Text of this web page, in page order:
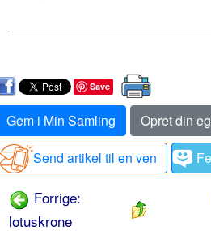
Save
Gem i Min Samling
Opret din
Send artikel til en ven
Forrige:
lotuskrone